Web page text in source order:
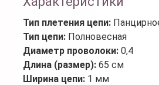
Тип плетения цепи:
Тип цепи: Полновесная
Диаметр проволоки: 0,4
Длина (размер): 65 см
Ширина цепи: 1 мм